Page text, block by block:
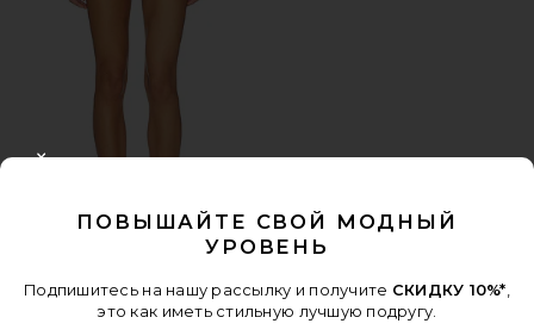
ТЕННИСНАЯ ЮБКА СО
СКЛАДКАМИ PLEATED TENNIS
ПОВЫШАЙТЕ СВОЙ МОДНЫЙ
УРОВЕНЬ
Подпишитесь на нашу рассылку и получите СКИДКУ 10%*
это как иметь стильную лучшую подругу.